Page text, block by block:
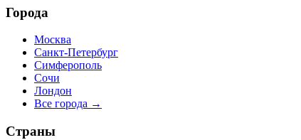
Города
Москва
Санкт-Петербург
Симферополь
Сочи
Лондон
Все города →
Страны